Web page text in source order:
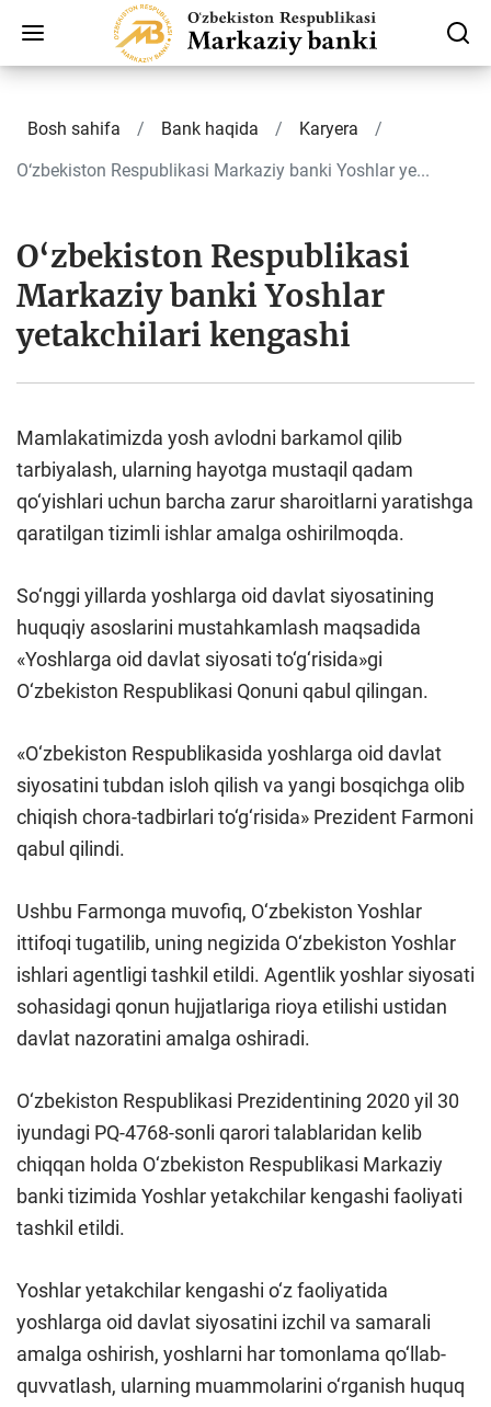
Bosh sahifa Bank haqida
Karyera
O‘zbekiston Respublikasi Markaziy banki Yoshlar ye...
O‘zbekiston Respublikasi
Markaziy banki Yoshlar
yetakchilari kengashi
Mamlakatimizda yosh avlodni barkamol qilib
tarbiyalash, ularning hayotga mustaqil qadam
qo‘yishlari uchun barcha zarur sharoitlarni yaratishga
qaratilgan tizimli ishlar amalga oshirilmoqda.
So‘nggi yillarda yoshlarga oid davlat siyosatining
huquqiy asoslarini mustahkamlash maqsadida
«Yoshlarga oid davlat siyosati to‘g‘risida»gi
O‘zbekiston Respublikasi Qonuni qabul qilingan.
«O‘zbekiston Respublikasida yoshlarga oid davlat
siyosatini tubdan isloh qilish va yangi bosqichga olib
chiqish chora-tadbirlari to‘g‘risida» Prezident Farmoni
qabul qilindi.
Ushbu Farmonga muvofiq, O‘zbekiston Yoshlar
ittifoqi tugatilib, uning negizida O‘zbekiston Yoshlar
ishlari agentligi tashkil etildi. Agentlik yoshlar siyosati
sohasidagi qonun hujjatlariga rioya etilishi ustidan
davlat nazoratini amalga oshiradi.
O‘zbekiston Respublikasi Prezidentining 2020 yil 30
iyundagi PQ-4768-sonli qarori talablaridan kelib
chiqqan holda O‘zbekiston Respublikasi Markaziy
banki tizimida Yoshlar yetakchilar kengashi faoliyati
tashkil etildi.
Yoshlar yetakchilar kengashi o‘z faoliyatida
yoshlarga oid davlat siyosatini izchil va samarali
amalga oshirish, yoshlarni har tomonlama qo‘llab-
quvvatlash, ularning muammolarini o‘rganish huquq